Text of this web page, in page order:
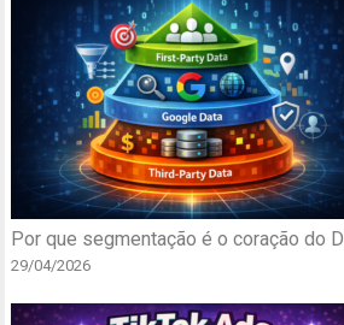
Por que segmentação é o coração do
29/04/2026